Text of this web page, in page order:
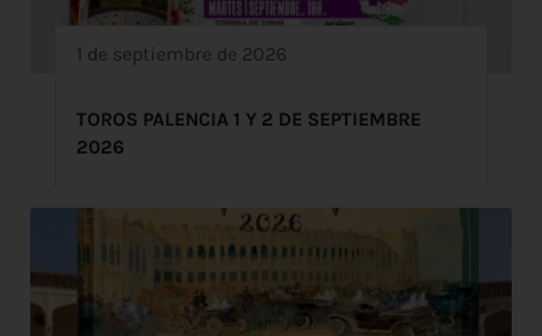
1 de septiembre de 2026
TOROS PALENCIA 1 Y 2 DE SEPTIEMBRE
2026